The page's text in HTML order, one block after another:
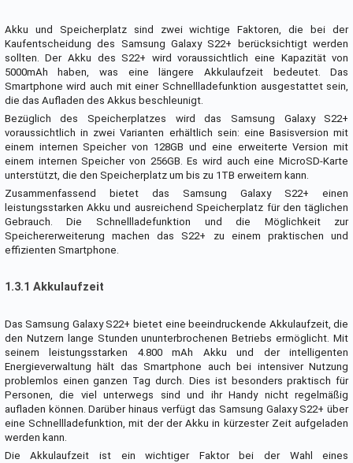
Akku und Speicherplatz sind zwei wichtige Faktoren, die bei der
Kaufentscheidung des Samsung Galaxy S22+ berücksichtigt werden
sollten. Der Akku des S22+ wird voraussichtlich eine Kapazität von
5000mAh haben, was eine längere Akkulaufzeit bedeutet. Das
Smartphone wird auch mit einer Schnellladefunktion ausgestattet sein,
die das Aufladen des Akkus beschleunigt.
Bezüglich des Speicherplatzes wird das Samsung Galaxy S22+
voraussichtlich in zwei Varianten erhältlich sein: eine Basisversion mit
einem internen Speicher von 128GB und eine erweiterte Version mit
einem internen Speicher von 256GB. Es wird auch eine MicroSD-Karte
unterstützt, die den Speicherplatz um bis zu 1TB erweitern kann.
Zusammenfassend bietet das Samsung Galaxy S22+ einen
leistungsstarken Akku und ausreichend Speicherplatz für den täglichen
Gebrauch. Die Schnellladefunktion und die Möglichkeit zur
Speichererweiterung machen das S22+ zu einem praktischen und
effizienten Smartphone.
1.3.1 Akkulaufzeit
Das Samsung Galaxy S22+ bietet eine beeindruckende Akkulaufzeit, die
den Nutzern lange Stunden ununterbrochenen Betriebs ermöglicht. Mit
seinem leistungsstarken 4.800 mAh Akku und der intelligenten
Energieverwaltung hält das Smartphone auch bei intensiver Nutzung
problemlos einen ganzen Tag durch. Dies ist besonders praktisch für
Personen, die viel unterwegs sind und ihr Handy nicht regelmäßig
aufladen können. Darüber hinaus verfügt das Samsung Galaxy S22+ über
eine Schnellladefunktion, mit der der Akku in kürzester Zeit aufgeladen
werden kann.
Die Akkulaufzeit ist ein wichtiger Faktor bei der Wahl eines